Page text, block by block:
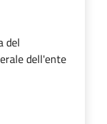
del
dell'ente